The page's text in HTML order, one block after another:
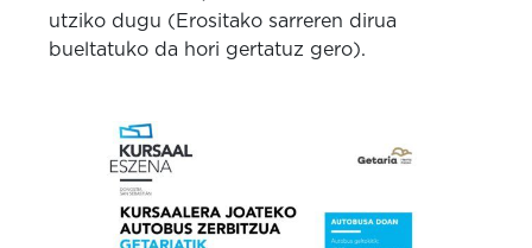
utziko dugu (Erositako sarreren dirua
bueltatuko da hori gertatuz gero).